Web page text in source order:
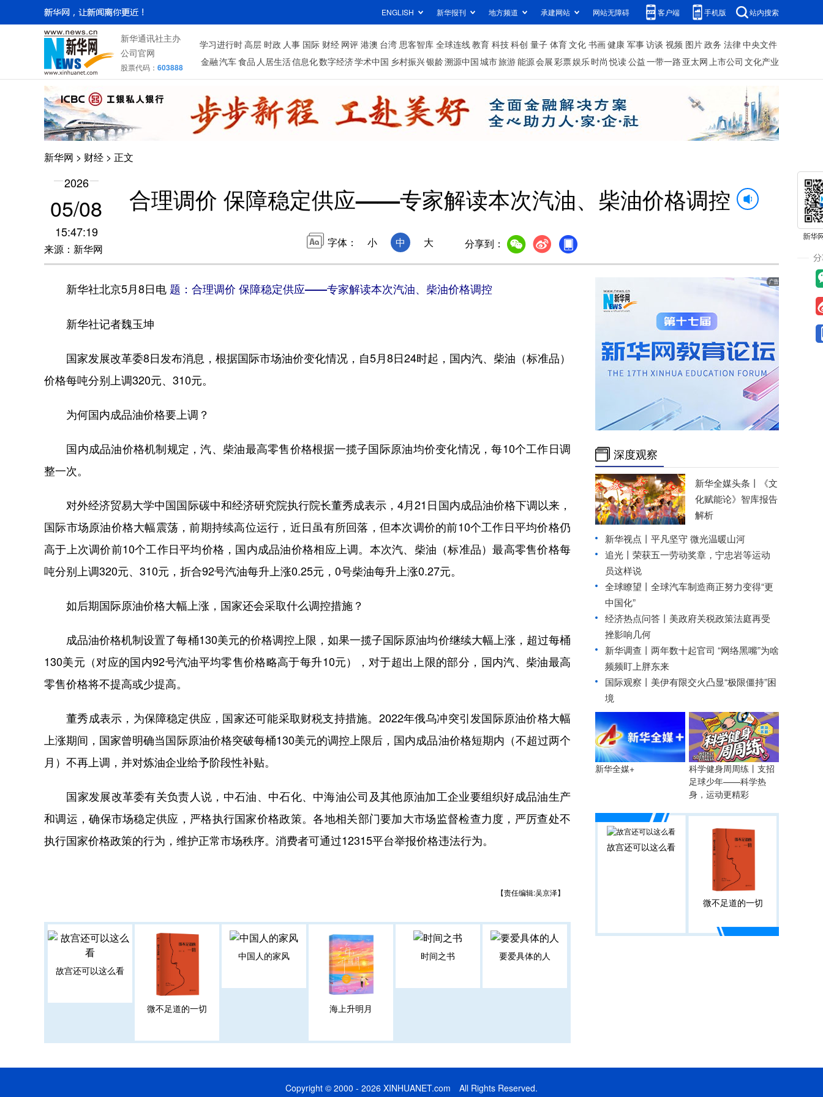
ENGLISH 新华报刊 地方频道 承建网站 网站无障碍 客户端 手机版 站内搜索
新华通讯社主办
公司官网
股票代码： 603888
学习进行时高层 时政 人事 国际 财经 网评 港澳 台湾 思客智库 全球连线教育 科技科创 量子 体育文化 书画健康 军事访谈 视频 图片政务 法律中央文件
金融汽车食品 人居生活信息化数字经济学术中国 乡村振兴银龄溯源中国城市旅游能源会展彩票娱乐时尚 悦读公益一带一路 亚太网上市公司 文化产业
新华网 > 财经 > 正文
2026
05/08
15:47:19
来源：新华网
合理调价 保障稳定供应——专家解读本次汽油、柴油价格调控
字体： 小 中 大 分享到：
新华社北京5月8日电 题：合理调价 保障稳定供应——专家解读本次汽油、柴油价格调控
新华社记者魏玉坤
国家发展改革委8日发布消息，根据国际市场油价变化情况，自5月8日24时起，国内汽、柴油（标准品）
价格每吨分别上调320元、310元。
为何国内成品油价格要上调？
国内成品油价格机制规定，汽、柴油最高零售价格根据一揽子国际原油均价变化情况，每10个工作日调
整一次。
对外经济贸易大学中国国际碳中和经济研究院执行院长董秀成表示，4月21日国内成品油价格下调以来，
国际市场原油价格大幅震荡，前期持续高位运行，近日虽有所回落，但本次调价的前10个工作日平均价格仍
高于上次调价前10个工作日平均价格，国内成品油价格相应上调。本次汽、柴油（标准品）最高零售价格每
吨分别上调320元、310元，折合92号汽油每升上涨0.25元，0号柴油每升上涨0.27元。
如后期国际原油价格大幅上涨，国家还会采取什么调控措施？
成品油价格机制设置了每桶130美元的价格调控上限，如果一揽子国际原油均价继续大幅上涨，超过每桶
130美元（对应的国内92号汽油平均零售价格略高于每升10元），对于超出上限的部分，国内汽、柴油最高
零售价格将不提高或少提高。
董秀成表示，为保障稳定供应，国家还可能采取财税支持措施。2022年俄乌冲突引发国际原油价格大幅
上涨期间，国家曾明确当国际原油价格突破每桶130美元的调控上限后，国内成品油价格短期内（不超过两个
月）不再上调，并对炼油企业给予阶段性补贴。
国家发展改革委有关负责人说，中石油、中石化、中海油公司及其他原油加工企业要组织好成品油生产
和调运，确保市场稳定供应，严格执行国家价格政策。各地相关部门要加大市场监督检查力度，严厉查处不
执行国家价格政策的行为，维护正常市场秩序。消费者可通过12315平台举报价格违法行为。
【责任编辑:吴京泽】
故宫还可以这么看
微不足道的一切
中国人的家风
海上升明月
时间之书 要爱具体的人
深度观察
新华全媒头条丨
《文
化赋能论》智库报告
解析
新华视点丨 平凡坚守 微光温暖山河
追光丨 荣获五一劳动奖章，宁忠岩等运动
员这样说
全球瞭望丨全球汽车制造商正努力变得“更
中国化”
经济热点问答丨美政府关税政策法庭再受
挫影响几何
新华调查丨 两年数十起官司 “网络黑嘴”为啥
频频盯上胖东来
国际观察丨 美伊有限交火凸显“极限僵持”困
境
新华全媒+
科学健身周周练丨支招
足球少年——科学热
身，运动更精彩
故宫还可以这么看
微不足道的一切
Copyright © 2000 - 2026 XINHUANET.com All Rights Reserved.